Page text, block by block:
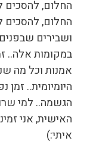
החלום, להסכים
החלום, להסכים
ושבירים
במקומות אלה..
אמנות וכל מה
היומיומית..
הגשמה.. למי
האישית, אני
איתי:)